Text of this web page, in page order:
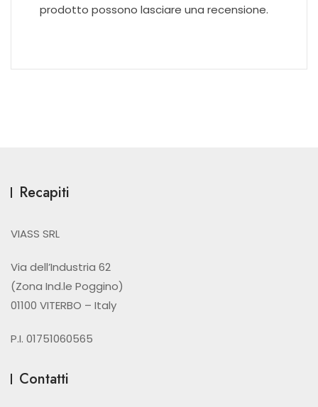
prodotto possono lasciare una recensione.
Recapiti
VIASS SRL
Via dell’Industria 62
(Zona Ind.le Poggino)
01100 VITERBO – Italy
P.I. 01751060565
Contatti